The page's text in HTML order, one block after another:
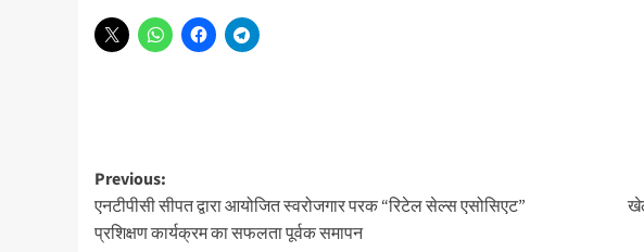
Post
navigation
Previous:
एनटीपीसी सीपत द्वारा आयोजित स्वरोजगार परक “रिटेल सेल्स एसोसिएट”
प्रशिक्षण कार्यक्रम का सफलता पूर्वक समापन